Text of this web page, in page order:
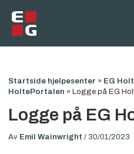
rett
innholdet
Startside hjelpesenter » EG
HoltePortalen » Logge på EG
Logge på EG
Av Emil Wainwright / 30/01/2023